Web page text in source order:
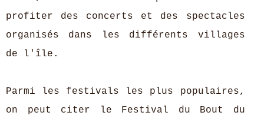
profiter des concerts et des spectacles
organisés dans les différents villages
de l'île.
Parmi les festivals les plus populaires,
on peut citer le Festival du Bout du